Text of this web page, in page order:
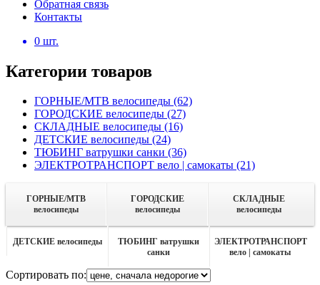
Обратная связь
Контакты
0 шт.
Категории товаров
ГОРНЫЕ/MTB велосипеды (62)
ГОРОДСКИЕ велосипеды (27)
СКЛАДНЫЕ велосипеды (16)
ДЕТСКИЕ велосипеды (24)
ТЮБИНГ ватрушки санки (36)
ЭЛЕКТРОТРАНСПОРТ вело | самокаты (21)
ГОРНЫЕ/MTB
велосипеды
ГОРОДСКИЕ
велосипеды
СКЛАДНЫЕ
велосипеды
ДЕТСКИЕ велосипеды
ТЮБИНГ ватрушки
санки
ЭЛЕКТРОТРАНСПОРТ
вело | самокаты
Сортировать по: